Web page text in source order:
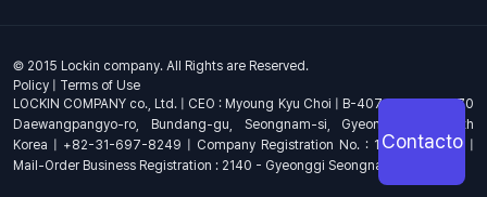
© 2015 Lockin company. All Rights are Reserved.
Policy
Terms of Use
LOCKIN COMPANY co., Ltd. | CEO : Myoung Kyu Choi | B-407, 4th Floor, 670
Daewangpangyo-ro, Bundang-gu, Seongnam-si, Gyeonggi-do, South
Korea | +82-31-697-8249 | Company Registration No. : 144-81-17703 |
Mail-Order Business Registration : 2140 - Gyeonggi Seongnam - 1278
Contacto